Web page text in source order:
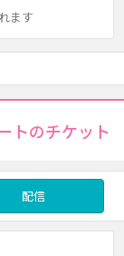
ます
トのチケット
配信